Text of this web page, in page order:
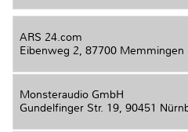
ARS 24.com
Eibenweg 2, 87700 Memmingen
Monsteraudio GmbH
Gundelfinger Str. 19, 90451